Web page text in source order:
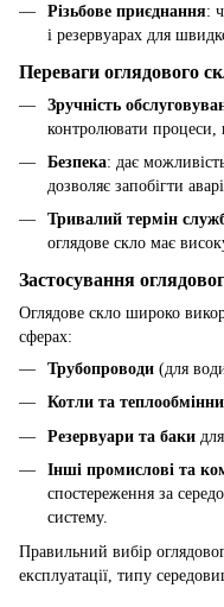
Різьбове приєднання:
і резервуарах для
Переваги оглядового
Зручність
контролювати процеси,
Безпека: дає
дозволяє запобігти
Тривалий термін
оглядове скло має
Застосування
Оглядове скло широко
сферах:
Трубопроводи (для
Котли та
Резервуари та баки
Інші промислові та
спостереження за
систему.
Правильний вибір
експлуатації, типу